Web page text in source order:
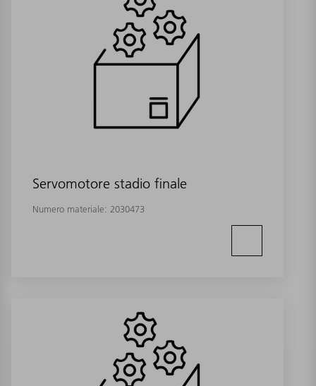
Servomotore stadio finale
Numero materiale: 2030473